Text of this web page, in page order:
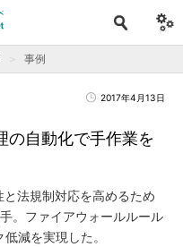
事例
2017年4月13日
の自動化で手作業を
法規制対応を高めるため
。ファイアウォールルール
減を実現した。